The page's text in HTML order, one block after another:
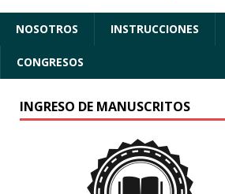
NOSOTROS INSTRUCCIONES
CONGRESOS
INGRESO DE MANUSCRITOS